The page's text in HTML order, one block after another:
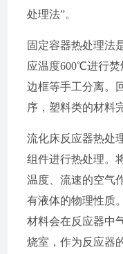
处理法”。
固定容器热处理法
应温度600℃进行焚
边框等手工分离。
序，塑料类的材料
流化床反应器热处
组件进行热处理。
温度、流速的空气
有液体的物理性质
材料会在反应器中
烧室，作为反应器